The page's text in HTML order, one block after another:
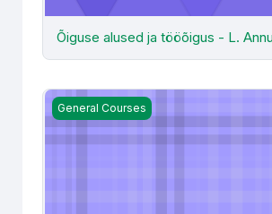
Õiguse alused ja tööõigus - L.
Õppejõudude koolitused
General Courses